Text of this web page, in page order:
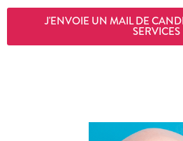
J'ENVOIE UN MAIL DE
SERVICES